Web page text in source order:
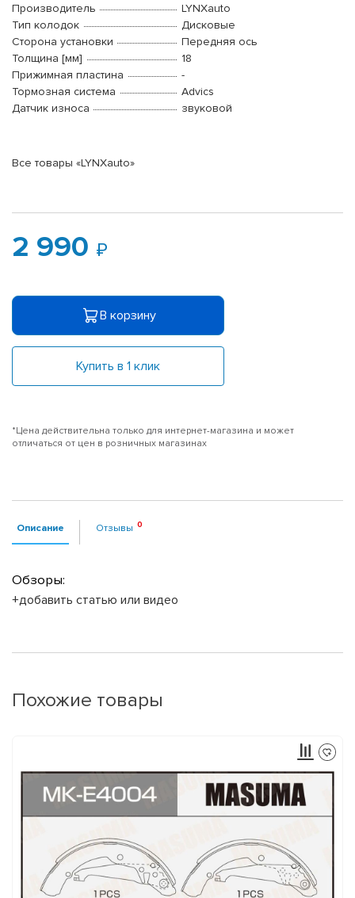
Производитель
LYNXauto
Тип колодок
Дисковые
Сторона установки
Передняя ось
Толщина [мм]
18
Прижимная пластина
-
Тормозная система
Advics
Датчик износа
звуковой
Все товары «LYNXauto»
2 990
В корзину
Купить в 1 клик
*Цена действительна только для интернет-магазина и может
отличаться от цен в розничных магазинах
Описание Отзывы
Обзоры:
+добавить статью или видео
Похожие товары